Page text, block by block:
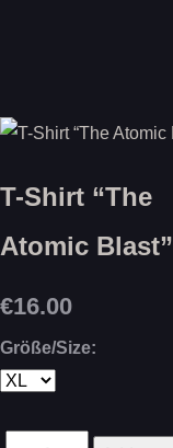
T-Shirt “The
Atomic Blast”
€16.00
Größe/Size: